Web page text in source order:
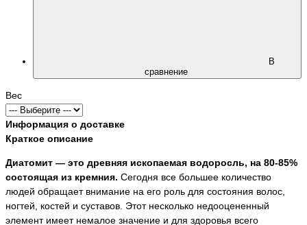
В
сравнение
Вес
Информация о доставке
Краткое описание
Диатомит — это древняя ископаемая водоросль, на 80-85%
состоящая из кремния. Сегодня все большее количество
людей обращает внимание на его роль для состояния волос,
ногтей, костей и суставов. Этот несколько недооцененный
элемент имеет немалое значение и для здоровья всего